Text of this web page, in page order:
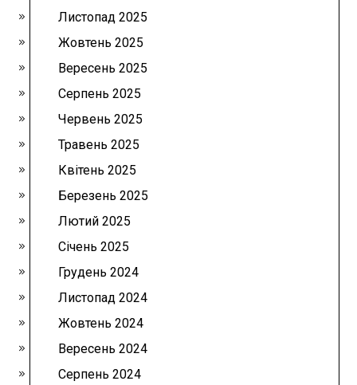
Листопад 2025
Жовтень 2025
Вересень 2025
Серпень 2025
Червень 2025
Травень 2025
Квітень 2025
Березень 2025
Лютий 2025
Січень 2025
Грудень 2024
Листопад 2024
Жовтень 2024
Вересень 2024
Серпень 2024